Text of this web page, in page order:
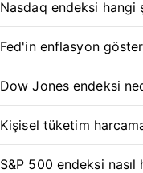
Nasdaq endeksi hangi
Fed'in enflasyon
Dow Jones endeksi
Kişisel tüketim
S&P 500 endeksi nasıl